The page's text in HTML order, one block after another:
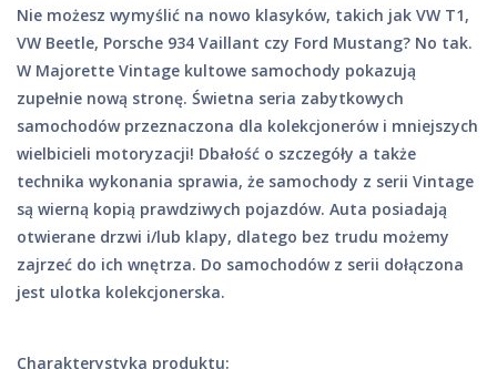
Nie możesz wymyślić na nowo klasyków, takich jak VW T1,
VW Beetle, Porsche 934 Vaillant czy Ford Mustang? No tak.
W Majorette Vintage kultowe samochody pokazują
zupełnie nową stronę. Świetna seria zabytkowych
samochodów przeznaczona dla kolekcjonerów i mniejszych
wielbicieli motoryzacji! Dbałość o szczegóły a także
technika wykonania sprawia, że samochody z serii Vintage
są wierną kopią prawdziwych pojazdów. Auta posiadają
otwierane drzwi i/lub klapy, dlatego bez trudu możemy
zajrzeć do ich wnętrza. Do samochodów z serii dołączona
jest ulotka kolekcjonerska.
Charakterystyka produktu: